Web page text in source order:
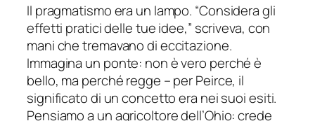
Il pragmatismo era un lampo. “Considera gli
effetti pratici delle tue idee,” scriveva, con
mani che tremavano di eccitazione.
Immagina un ponte: non è vero perché è
bello, ma perché regge – per Peirce, il
significato di un concetto era nei suoi esiti.
Pensiamo a un agricoltore dell’Ohio: crede